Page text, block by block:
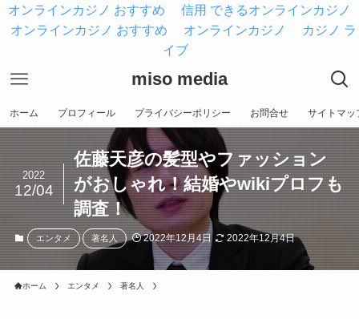
オンラインカジノ おすすめ
信用 できるオンラインカジノ
オンラインカジノ おすすめ
オンラインカジノ
カジノ ラ
イブ
miso media
ホーム プロフィール プライバシーポリシー お問合せ サイトマッ
佐藤天彦の髪型やファッション
がおしゃれ！結婚やwikiプロフも
調査！
2022
12/04
エンタメ 著名人 2022年12月4日 2022年12月4日
ホーム エンタメ 著名人